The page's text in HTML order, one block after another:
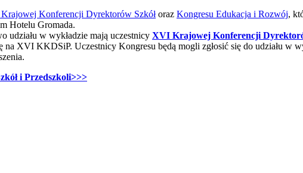
Konferencji Dyrektorów Szkółoraz Kongresu Edukacja i Rozwój,
Hotelu Gromada.
udziału w wykładzie mają uczestnicy XVI Krajowej Konferencji
na XVI KKDSiP. Uczestnicy Kongresu będą mogli zgłosić się do udziału w
i Przedszkoli>>>